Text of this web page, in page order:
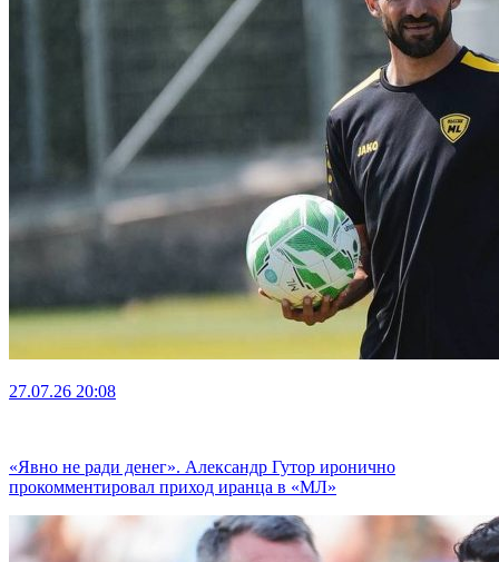
27.07.26 20:08
«Явно не ради денег». Александр Гутор иронично
прокомментировал приход иранца в «МЛ»